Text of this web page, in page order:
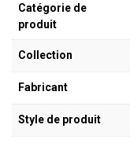
Catégorie de
produit
Collection
Fabricant
Style de produit